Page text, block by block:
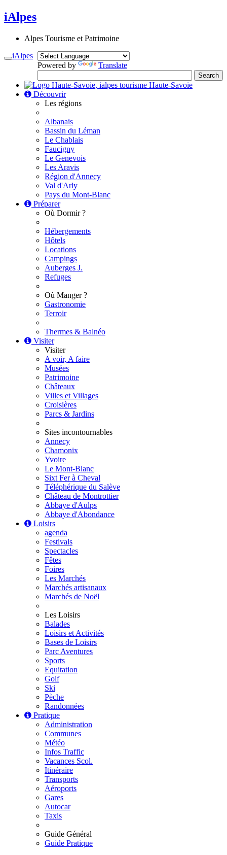
iAlpes
Alpes Tourisme et Patrimoine
Powered by Translate
Toggle
iAlpes
Haute-Savoie
Découvrir
Les régions
Albanais
Bassin du Léman
Le Chablais
Faucigny
Le Genevois
Les Aravis
Région d'Annecy
Val d'Arly
Pays du Mont-Blanc
Préparer
Où Dormir ?
Hébergements
Hôtels
Locations
Campings
Auberges J.
Refuges
Où Manger ?
Gastronomie
Terroir
Thermes & Balnéo
Visiter
Visiter
A voir, A faire
Musées
Patrimoine
Châteaux
Villes et Villages
Croisières
Parcs & Jardins
Sites incontournables
Annecy
Chamonix
Yvoire
Le Mont-Blanc
Sixt Fer à Cheval
Téléphérique du Salève
Château de Montrottier
Abbaye d'Aulps
Abbaye d'Abondance
Loisirs
agenda
Festivals
Spectacles
Fêtes
Foires
Les Marchés
Marchés artisanaux
Marchés de Noël
Les Loisirs
Balades
Loisirs et Activités
Bases de Loisirs
Parc Aventures
Sports
Equitation
Golf
Ski
Pèche
Randonnées
Pratique
Administration
Communes
Météo
Infos Traffic
Vacances Scol.
Itinéraire
Transports
Aéroports
Gares
Autocar
Taxis
Guide Général
Guide Pratique